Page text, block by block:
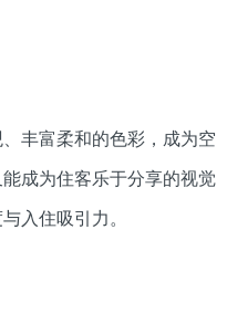
丰富柔和的色彩，成为空
成为住客乐于分享的视觉
入住吸引力。